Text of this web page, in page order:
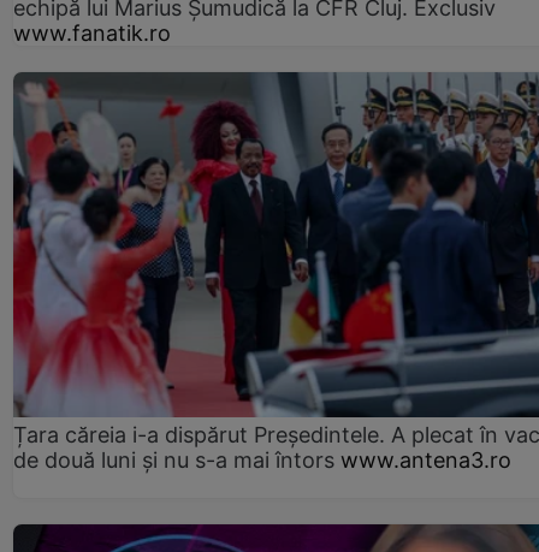
echipă lui Marius Șumudică la CFR Cluj. Exclusiv
www.fanatik.ro
Țara căreia i-a dispărut Președintele. A plecat în
de două luni și nu s-a mai întors www.antena3.ro